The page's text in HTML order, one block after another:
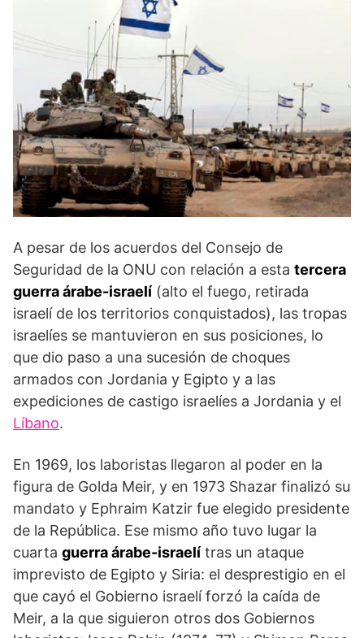
A pesar de los acuerdos del Consejo de
Seguridad de la ONU con relación a esta tercera
guerra árabe-israelí (alto el fuego, retirada
israelí de los territorios conquistados), las tropas
israelíes se mantuvieron en sus posiciones, lo
que dio paso a una sucesión de choques
armados con Jordania y Egipto y a las
expediciones de castigo israelíes a Jordania y el
Líbano.
En 1969, los laboristas llegaron al poder en la
figura de Golda Meir, y en 1973 Shazar finalizó su
mandato y Ephraim Katzir fue elegido presidente
de la República. Ese mismo año tuvo lugar la
cuarta guerra árabe-israelí tras un ataque
imprevisto de Egipto y Siria: el desprestigio en el
que cayó el Gobierno israelí forzó la caída de
Meir, a la que siguieron otros dos Gobiernos